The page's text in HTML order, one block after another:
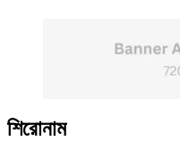
শিরোনাম